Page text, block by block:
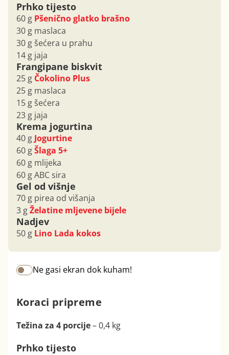
Prhko tijesto
60 g Pšenično glatko brašno
30 g maslaca
30 g šećera u prahu
14 g jaja
Frangipane biskvit
25 g Čokolino Plus
25 g maslaca
15 g šećera
23 g jaja
Krema jogurtina
40 gJogurtine
60 gŠlaga 5+
60 g mlijeka
60 g ABC sira
Gel od višnje
70 g pirea od višanja
3 gŽelatine mljevene bijele
Nadjev
50 g Lino Lada kokos
Ne gasi ekran dok kuham!
Koraci pripreme
Težina za 4 porcije– 0,4 kg
Prhko tijesto